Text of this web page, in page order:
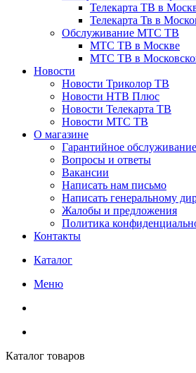
Телекарта ТВ в
Телекарта Тв в
Обслуживание МТС ТВ
МТС ТВ в Москве
МТС ТВ в
Новости
Новости Триколор ТВ
Новости НТВ Плюс
Новости Телекарта ТВ
Новости МТС ТВ
О магазине
Гарантийное обслуживание
Вопросы и ответы
Вакансии
Написать нам письмо
Написать генеральному
Жалобы и предложения
Политика
Контакты
Каталог
Меню
Каталог товаров